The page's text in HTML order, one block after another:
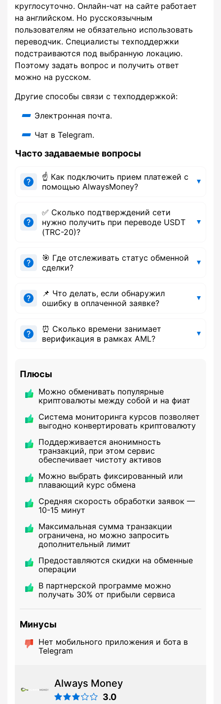
круглосуточно. Онлайн-чат на сайте работает
на английском. Но русскоязычным
пользователям не обязательно использовать
переводчик. Специалисты техподдержки
подстраиваются под выбранную локацию.
Поэтому задать вопрос и получить ответ
можно на русском.
Другие способы связи с техподдержкой:
Электронная почта.
Чат в Telegram.
Часто задаваемые вопросы
☝️ Как подключить прием платежей с
помощью AlwaysMoney?
✅ Сколько подтверждений сети
нужно получить при переводе USDT
(TRC-20)?
🎯 Где отслеживать статус обменной
сделки?
📌 Что делать, если обнаружил
ошибку в оплаченной заявке?
⏰ Сколько времени занимает
верификация в рамках AML?
Плюсы
Можно обменивать популярные
криптовалюты между собой и на фиат
Система мониторинга курсов позволяет
выгодно конвертировать криптовалюту
Поддерживается анонимность
транзакций, при этом сервис
обеспечивает чистоту активов
Можно выбрать фиксированный или
плавающий курс обмена
Средняя скорость обработки заявок —
10-15 минут
Максимальная сумма транзакции
ограничена, но можно запросить
дополнительный лимит
Предоставляются скидки на обменные
операции
В партнерской программе можно
получать 30% от прибыли сервиса
Минусы
Нет мобильного приложения и бота в
Telegram
Always Money
3.0